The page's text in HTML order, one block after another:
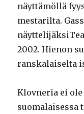
näyttämöllä
mestarilta.
2002. Hienon
ranskalaiselta
Klovneria ei
suomalaisessa